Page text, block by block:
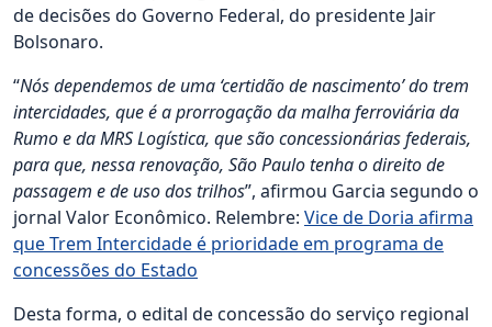
de decisões do Governo Federal, do presidente Jair
Bolsonaro.
“Nós dependemos de uma ‘certidão de nascimento’ do trem
intercidades, que é a prorrogação da malha ferroviária da
Rumo e da MRS Logística, que são concessionárias federais,
para que, nessa renovação, São Paulo tenha o direito de
passagem e de uso dos trilhos”, afirmou Garcia segundo o
jornal Valor Econômico. Relembre: Vice de Doria afirma
que Trem Intercidade é prioridade em programa de
concessões do Estado
Desta forma, o edital de concessão do serviço regional